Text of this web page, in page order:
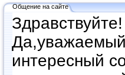
Общение на сайте
Здравствуйте!
интересный